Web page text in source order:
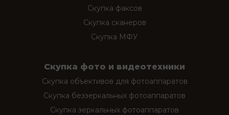
Скупка факсов
Скупка сканеров
Скупка МФУ
Скупка фото и видеотехники
Скупка объективов для фотоаппаратов
Скупка беззеркальных фотоаппаратов
Скупка зеркальных фотоаппаратов